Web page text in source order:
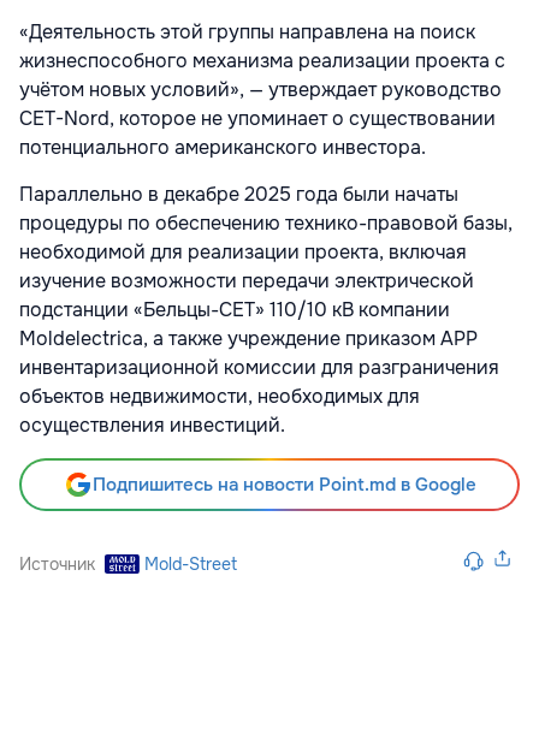
«Деятельность этой группы направлена на поиск
жизнеспособного механизма реализации проекта с
учётом новых условий», — утверждает руководство
CET-Nord, которое не упоминает о существовании
потенциального американского инвестора.
Параллельно в декабре 2025 года были начаты
процедуры по обеспечению технико-правовой базы,
необходимой для реализации проекта, включая
изучение возможности передачи электрической
подстанции «Бельцы-СЕТ» 110/10 кВ компании
Moldelectrica, а также учреждение приказом APP
инвентаризационной комиссии для разграничения
объектов недвижимости, необходимых для
осуществления инвестиций.
Подпишитесь на новости Point.md в Google
Источник Mold-Street